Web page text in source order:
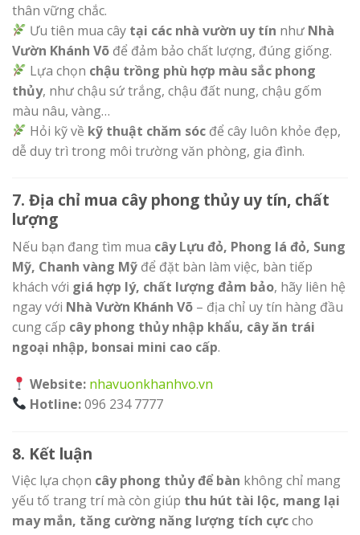
thân vững chắc.
Ưu tiên mua cây tại các nhà vườn uy tín như Nhà
Vườn Khánh Võ để đảm bảo chất lượng, đúng giống.
Lựa chọn chậu trồng phù hợp màu sắc phong
thủy, như chậu sứ trắng, chậu đất nung, chậu gốm
màu nâu, vàng…
Hỏi kỹ về kỹ thuật chăm sóc để cây luôn khỏe đẹp,
dễ duy trì trong môi trường văn phòng, gia đình.
7. Địa chỉ mua cây phong thủy uy tín, chất
lượng
Nếu bạn đang tìm mua cây Lựu đỏ, Phong lá đỏ, Sung
Mỹ, Chanh vàng Mỹ để đặt bàn làm việc, bàn tiếp
khách với giá hợp lý, chất lượng đảm bảo, hãy liên hệ
ngay với Nhà Vườn Khánh Võ – địa chỉ uy tín hàng đầu
cung cấp cây phong thủy nhập khẩu, cây ăn trái
ngoại nhập, bonsai mini cao cấp.
Website: nhavuonkhanhvo.vn
Hotline:096 234 7777
8. Kết luận
Việc lựa chọn cây phong thủy để bàn không chỉ mang
yếu tố trang trí mà còn giúp thu hút tài lộc, mang lại
may mắn, tăng cường năng lượng tích cựccho